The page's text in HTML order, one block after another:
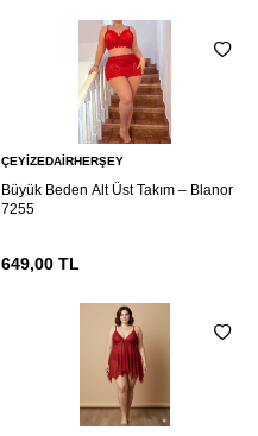
ÇEYIZEDAIRHERŞEY
Büyük Beden Alt Üst Takım – Blanor
7255
649,00 TL